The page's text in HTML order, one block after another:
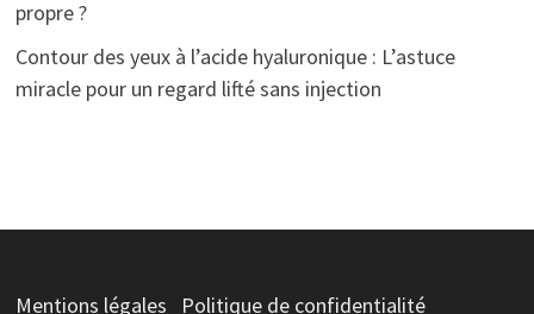
propre ?
Contour des yeux à l’acide hyaluronique : L’astuce
miracle pour un regard lifté sans injection
Mentions légales Politique de confidentialité